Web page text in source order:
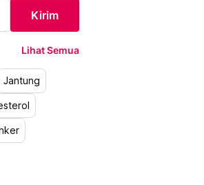
Kirim
Lihat Semua
Jantung